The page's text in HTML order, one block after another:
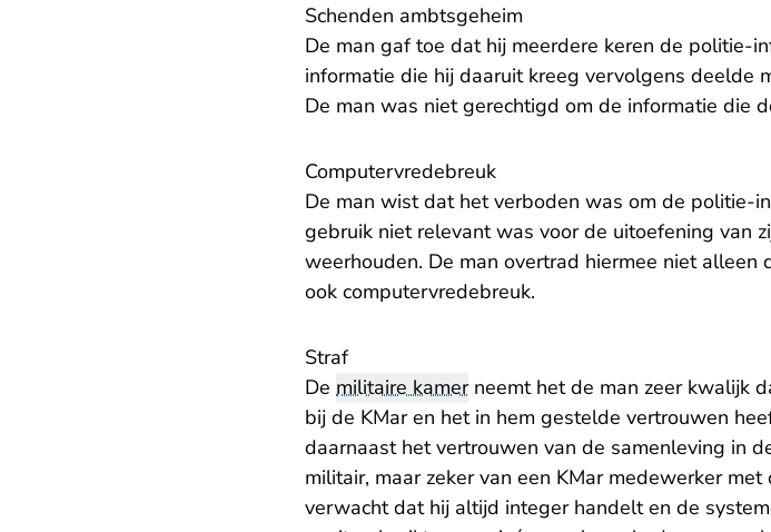
Schenden ambtsgeheim
De man gaf toe dat hij meerdere keren de politie-
informatie die hij daaruit kreeg vervolgens deelde
De man was niet gerechtigd om de informatie die
Computervredebreuk
De man wist dat het verboden was om de politie-
gebruik niet relevant was voor de uitoefening van
weerhouden. De man overtrad hiermee niet
ook computervredebreuk.
Straf
De militaire kamerneemt het de man zeer kwalijk
bij de KMar en het in hem gestelde vertrouwen
daarnaast het vertrouwen van de samenleving in
militair, maar zeker van een KMar medewerker
verwacht dat hij altijd integer handelt en de